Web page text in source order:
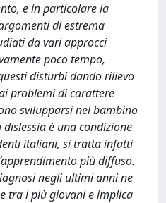
e in particolare la
di estrema
da vari approcci
poco tempo,
disturbi dando rilievo
problemi di carattere
svilupparsi nel bambino
è una condizione
italiani, si tratta infatti
più diffuso.
negli ultimi anni ne
tra i più giovani e implica